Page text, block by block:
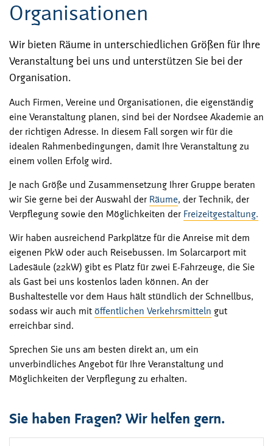
Organisationen
Wir bieten Räume in unterschiedlichen Größen für Ihre
Veranstaltung bei uns und unterstützen Sie bei der
Organisation.
Auch Firmen, Vereine und Organisationen, die eigenständig
eine Veranstaltung planen, sind bei der Nordsee Akademie an
der richtigen Adresse. In diesem Fall sorgen wir für die
idealen Rahmenbedingungen, damit Ihre Veranstaltung zu
einem vollen Erfolg wird.
Je nach Größe und Zusammensetzung Ihrer Gruppe beraten
wir Sie gerne bei der Auswahl der Räume, der Technik, der
Verpflegung sowie den Möglichkeiten der Freizeitgestaltung.
Wir haben ausreichend Parkplätze für die Anreise mit dem
eigenen PkW oder auch Reisebussen. Im Solarcarport mit
Ladesäule (22kW) gibt es Platz für zwei E-Fahrzeuge, die Sie
als Gast bei uns kostenlos laden können. An der
Bushaltestelle vor dem Haus hält stündlich der Schnellbus,
sodass wir auch mit öffentlichen Verkehrsmitteln gut
erreichbar sind.
Sprechen Sie uns am besten direkt an, um ein
unverbindliches Angebot für Ihre Veranstaltung und
Möglichkeiten der Verpflegung zu erhalten.
Sie haben Fragen? Wir helfen gern.